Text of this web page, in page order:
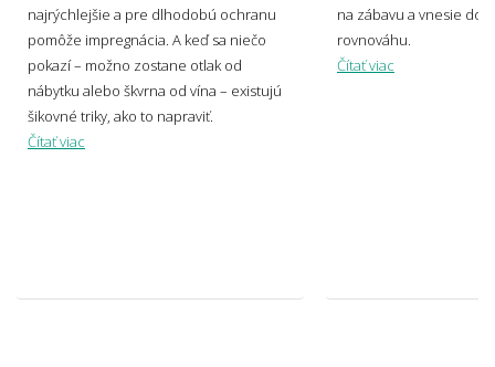
Aké sú súčasné trendy v motívoch
kobercov?
Ako zladiť koberec s nábytkom a podlahou?
najrýchlejšie a pre dlhodobú ochranu
pomôže impregnácia. A keď sa niečo
pokazí – možno zostane otlak od
nábytku alebo škvrna od vína – existujú
šikovné triky, ako to napraviť.
Čítať viac
na zábavu a vnesie do
rovnováhu.
Čítať viac